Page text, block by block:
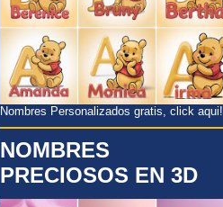
Nombres Personalizados gratis, click aqui!
NOMBRES
PRECIOSOS EN 3D